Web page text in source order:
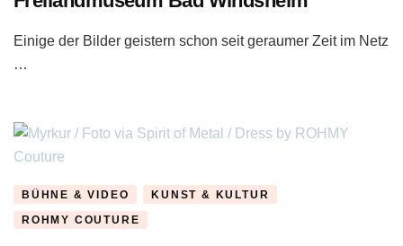
Einige der Bilder geistern schon seit geraumer Zeit im Netz
…
BÜHNE & VIDEO KUNST & KULTUR
ROHMY COUTURE